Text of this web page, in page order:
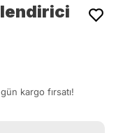
kargo fırsatı!